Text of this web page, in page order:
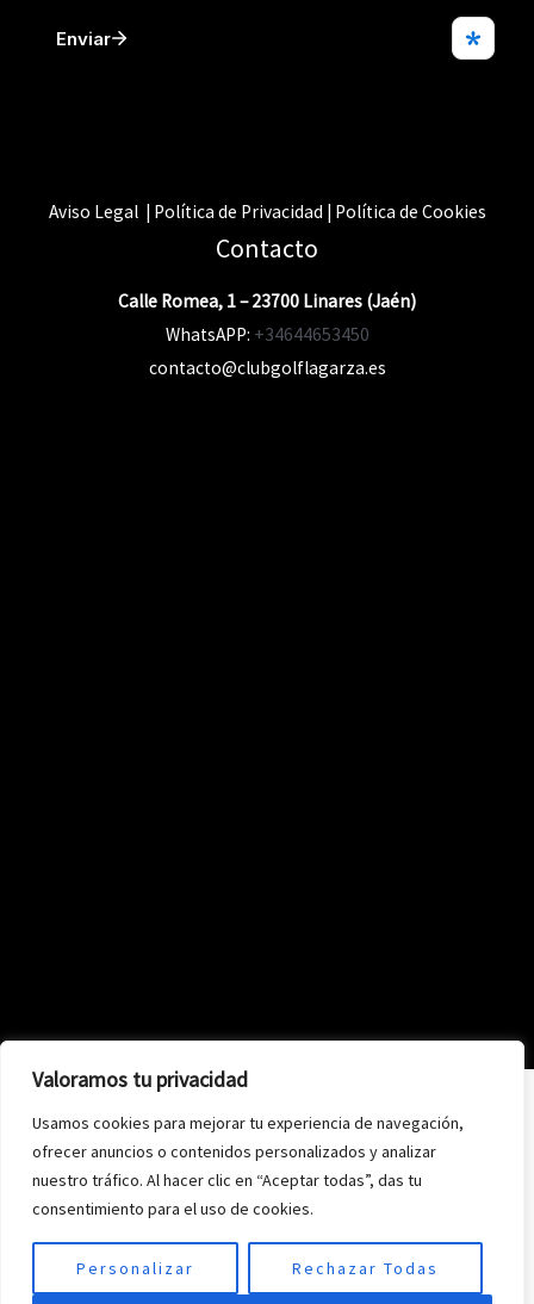
Valoramos tu privacidad
Usamos cookies para mejorar tu experiencia de navegación,
ofrecer anuncios o contenidos personalizados y analizar
nuestro tráfico. Al hacer clic en “Aceptar todas”, das tu
consentimiento para el uso de cookies.
Personalizar Rechazar Todas
Aviso Legal | Política de Privacidad | Política de Cookies
Contacto
Calle Romea, 1 – 23700 Linares (Jaén)
WhatsAPP: +34644653450
contacto@clubgolflagarza.es